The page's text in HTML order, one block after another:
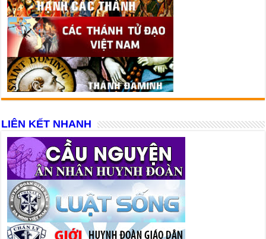
LIÊN KẾT NHANH